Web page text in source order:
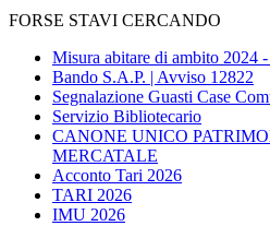
FORSE STAVI CERCANDO
Misura abitare di ambito 2024
Bando S.A.P. | Avviso 12822
Segnalazione Guasti Case
Servizio Bibliotecario
CANONE UNICO
MERCATALE
Acconto Tari 2026
TARI 2026
IMU 2026